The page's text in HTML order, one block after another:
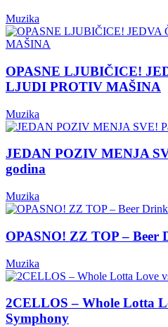
Muzika
OPASNE LJUBIČICE!
LJUDI PROTIV MAŠINA
Muzika
JEDAN POZIV MENJA
godina
Muzika
OPASNO! ZZ TOP – Beer
Muzika
2CELLOS – Whole Lotta
Symphony